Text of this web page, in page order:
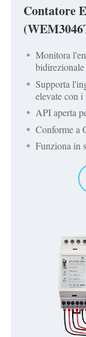
Contatore
Monitora
bidirezionale
Supporta
elevate con
API aperta
Conforme a
Funziona in